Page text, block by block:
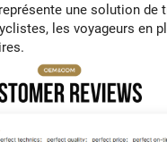
une solution de
les voyageurs en